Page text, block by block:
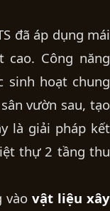
đã áp dụng mái
cao. Công năng
sinh hoạt chung
vườn sau, tạo
là giải pháp kết
thự 2 tầng thu
vào vật liệu xây